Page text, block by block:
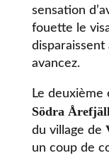
sensation
fouette le
avancez.
Le
Södra
du village de
un coup de